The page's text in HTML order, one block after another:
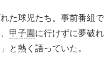
た球児たち。事前番組で
甲子園に行けずに夢破れ
と熱く語っていた。